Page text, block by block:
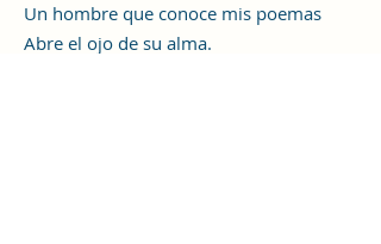
Un hombre que conoce mis poemas
Abre el ojo de su alma.